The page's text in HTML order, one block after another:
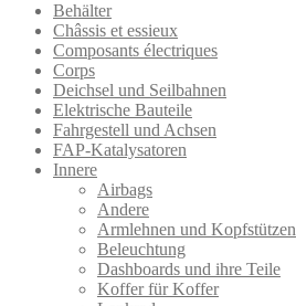
Behälter
Châssis et essieux
Composants électriques
Corps
Deichsel und Seilbahnen
Elektrische Bauteile
Fahrgestell und Achsen
FAP-Katalysatoren
Innere
Airbags
Andere
Armlehnen und Kopfstützen
Beleuchtung
Dashboards und ihre Teile
Koffer für Koffer